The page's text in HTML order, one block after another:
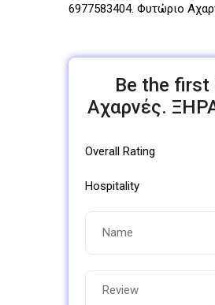
6977583404. Φυτώριο
Be the
Αχαρνές.
Overall Rating
Hospitality